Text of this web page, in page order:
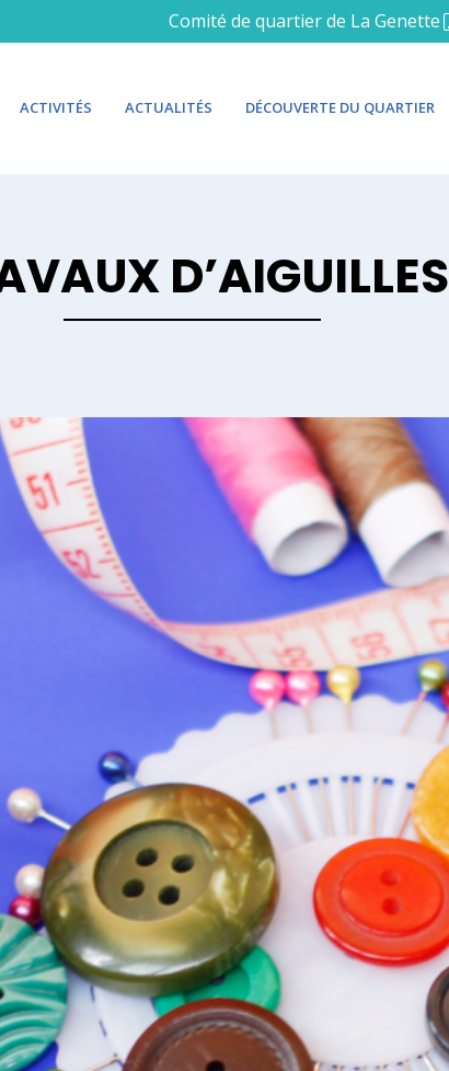
Comité de quartier de La Genette
ACTIVITÉS ACTUALITÉS DÉCOUVERTE DU QUARTIER
D’AIGUILLES